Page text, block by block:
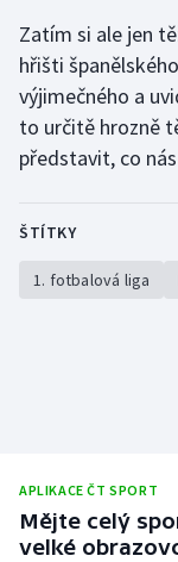
Zatím si ale jen
hřišti
výjimečného a
to určitě hrozně
představit, co
ŠTÍTKY
1. fotbalová liga
APLIKACE ČT SPORT
Mějte celý
velké